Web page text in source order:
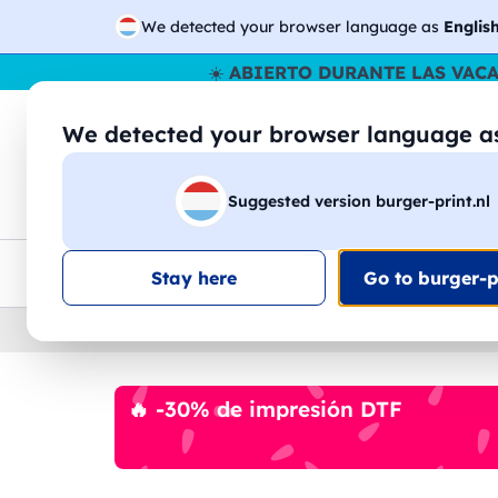
We detected your browser language as
We detected your browser language
Suggested version burger-print.nl
Stay here Go to burger-
☀️ ABIERTO DURANTE LAS
🔎 Buscar
Camisetas Sudaderas Hombre
Envio en toda la UE Descuento por volumen
🔥 -30% de impresión DTF